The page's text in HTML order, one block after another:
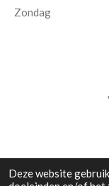
Deze website
Zondag
© 1992 - 2026 Fejo